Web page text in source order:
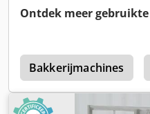
45 kg
Ontdek meer
Bakkerijmachines